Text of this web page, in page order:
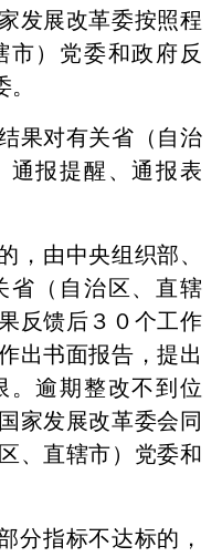
发展改革委按照程
市）党委和政府反
果对有关省（自治
通报提醒、通报表
，由中央组织部、
省（自治区、直辖
反馈后３０个工作
出书面报告，提出
。逾期整改不到位
家发展改革委会同
、直辖市）党委和
分指标不达标的，